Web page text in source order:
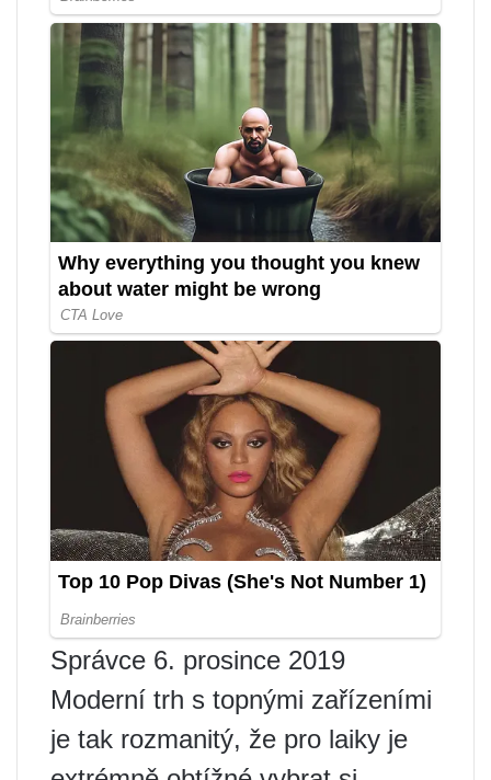
Správce 6. prosince 2019
Moderní trh s topnými zařízeními
je tak rozmanitý, že pro laiky je